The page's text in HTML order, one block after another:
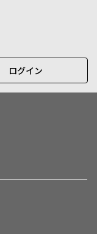
ログイン